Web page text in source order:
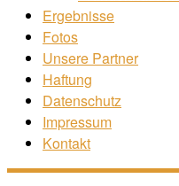
Ergebnisse
Fotos
Unsere Partner
Haftung
Datenschutz
Impressum
Kontakt